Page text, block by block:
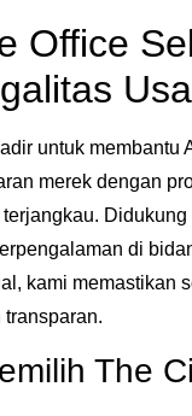
Office
untuk membantu
merek dengan
. Didukung
di
kami memastikan
transparan.
The